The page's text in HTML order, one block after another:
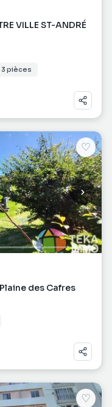
VILLE ST-ANDRÉ
3 pièces
♡
des Cafres
♡